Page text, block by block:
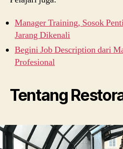
Manager Training, Sosok
Jarang Dikenali
Begini Job Description dari
Profesional
Tentang